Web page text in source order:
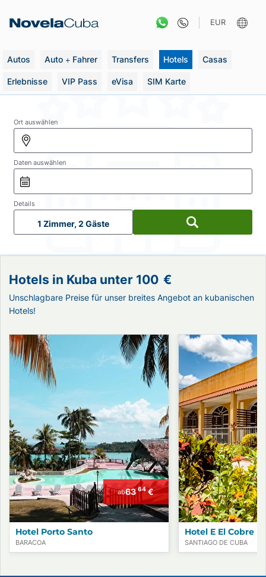
Inhalt
EUR
Autos Auto + Fahrer Transfers Hotels Casas
Erlebnisse VIP Pass eVisa SIM Karte
Ort auswählen
Daten auswählen
Details
1 Zimmer, 2 Gäste
Hotels in Kuba unter 100 €
Unschlagbare Preise für unser breites Angebot an kubanischen
Hotels!
Hotel Porto Santo
BARACOA
ab63 64€
Hotel E El Cobre
SANTIAGO DE CUBA